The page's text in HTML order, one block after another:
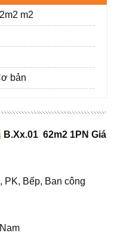
m2
bản
B.Xx.01 62m2 1PN Giá
PK, Bếp, Ban công